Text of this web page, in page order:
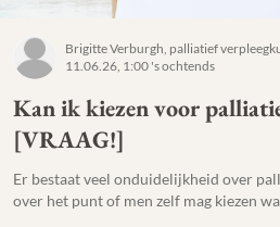
Brigitte Verburgh, palliatief
11.06.26, 1:00 's ochtends
Kan ik kiezen voor
[VRAAG!]
Er bestaat veel onduidelijkheid over
over het punt of men zelf mag kiezen